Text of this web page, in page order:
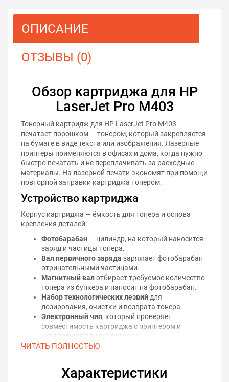
ОПИСАНИЕ
ОТЗЫВЫ (0)
Обзор картриджа для HP
LaserJet Pro M403
Тонерный картридж для HP LaserJet Pro M403
печатает порошком — тонером, который закрепляется
на бумаге в виде текста или изображения. Лазерные
принтеры применяются в офисах и дома, когда нужно
быстро печатать и не переплачивать за расходные
материалы. На лазерной печати экономят при помощи
повторной заправки картриджа тонером.
Устройство картриджа
Корпус картриджа — ёмкость для тонера и основа
крепления деталей:
Фотобарабан — цилиндр, на который наносится
заряд и частицы тонера.
Вал первичного заряда заряжает фотобарабан
отрицательными частицами.
Магнитный валотбирает требуемое количество
тонера из бункера и наносит на фотобарабан.
Набор технологических лезвий для
дозирования, очистки и возврата тонера.
Электронный чип, который проверяет
совместимость картриджа с принтером и
контролирует расход тонера.
Принцип лазерной печати
На поверхность фотобарабана наносится
равномерный электрический заряд, на котором
ЧИТАТЬ ПОЛНОСТЬЮ
Характеристики